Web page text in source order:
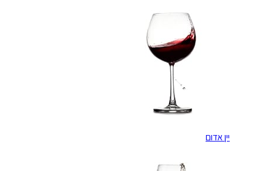
יין אדום